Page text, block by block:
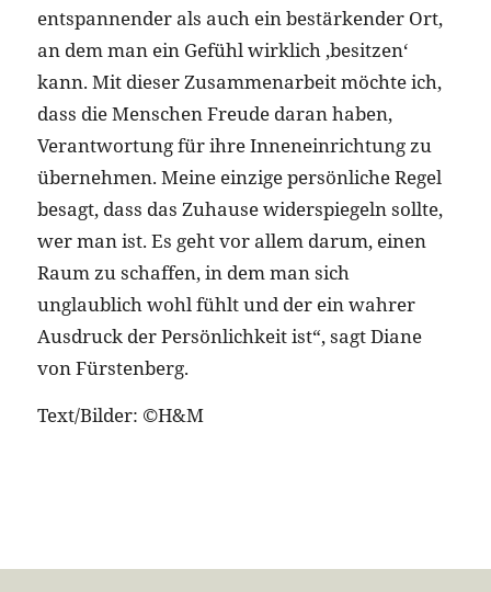
entspannender als auch ein bestärkender Ort,
an dem man ein Gefühl wirklich ‚besitzen‘
kann. Mit dieser Zusammenarbeit möchte ich,
dass die Menschen Freude daran haben,
Verantwortung für ihre Inneneinrichtung zu
übernehmen. Meine einzige persönliche Regel
besagt, dass das Zuhause widerspiegeln sollte,
wer man ist. Es geht vor allem darum, einen
Raum zu schaffen, in dem man sich
unglaublich wohl fühlt und der ein wahrer
Ausdruck der Persönlichkeit ist“, sagt Diane
von Fürstenberg.
Text/Bilder: ©H&M